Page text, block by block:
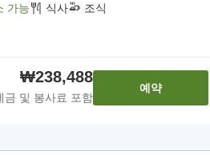
가능 식사 조식
₩238,488
금 및 봉사료 포함
예약